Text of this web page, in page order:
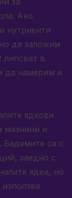
Ако
нутриенти
да заложим
липсват в
да намерим и
ядкови
мазнини и
Бадемите са с
заедно с
ядки, но